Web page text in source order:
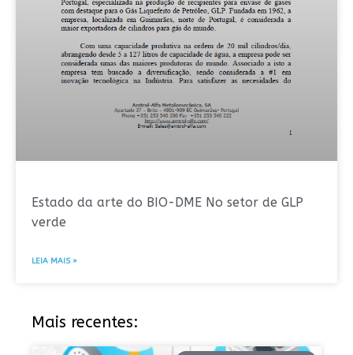
Estado da arte do BIO-DME No setor de GLP
verde
LEIA MAIS »
Mais recentes: